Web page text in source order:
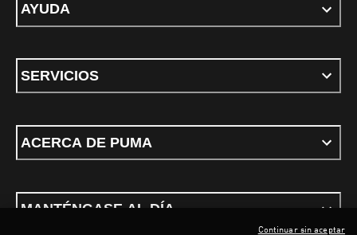
AYUDA
SERVICIOS
ACERCA DE PUMA
MANTÉNGASE AL DÍA
Continuar sin aceptar